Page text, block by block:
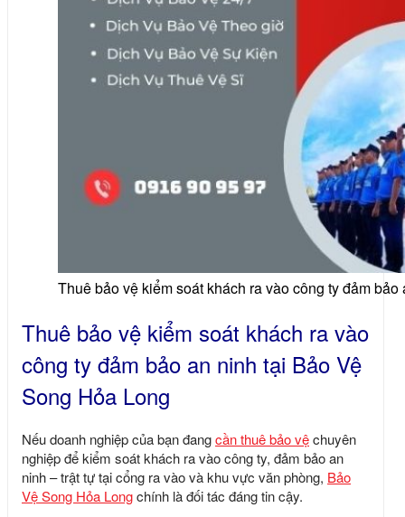
Thuê bảo vệ kiểm soát khách ra vào công ty đảm
Thuê bảo vệ kiểm soát khách ra vào
công ty đảm bảo an ninh tại Bảo Vệ
Song Hỏa Long
Nếu doanh nghiệp của bạn đangcần thuê bảo vệchuyên
nghiệp để kiểm soát khách ra vào công ty, đảm bảo an
ninh – trật tự tại cổng ra vào và khu vực văn phòng, Bảo
Vệ Song Hỏa Longchính là đối tác đáng tin cậy.